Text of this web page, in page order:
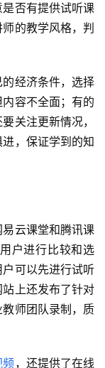
否有提供试听课
的教学风格，判
经济条件，选择
容不全面；有的
关注更新情况，
，保证学到的知
云课堂和腾讯课
户进行比较和选
可以先进行试听
上还发布了针对
师团队录制，质
频，还提供了在线